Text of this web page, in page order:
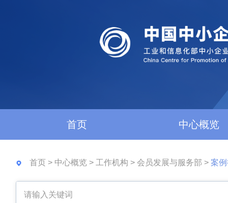
首页 中心概览
首页 > 中心概览 > 工作机构 > 会员发展与服务部 > 案